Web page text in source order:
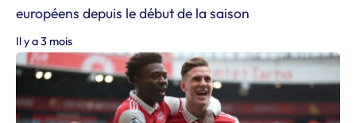
européens depuis le début de la saison
Il y a 3 mois